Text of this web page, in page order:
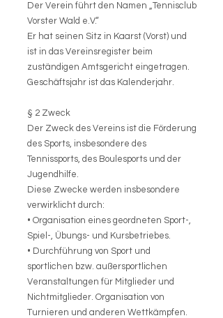
Der Verein führt den Namen „Tennisclub
Vorster Wald e.V.“
Er hat seinen Sitz in Kaarst (Vorst) und
ist in das Vereinsregister beim
zuständigen Amtsgericht eingetragen.
Geschäftsjahr ist das Kalenderjahr.
§ 2 Zweck
Der Zweck des Vereins ist die Förderung
des Sports, insbesondere des
Tennissports, des Boulesports und der
Jugendhilfe.
Diese Zwecke werden insbesondere
verwirklicht durch:
• Organisation eines geordneten Sport-,
Spiel-, Übungs- und Kursbetriebes.
• Durchführung von Sport und
sportlichen bzw. außersportlichen
Veranstaltungen für Mitglieder und
Nichtmitglieder. Organisation von
Turnieren und anderen Wettkämpfen.